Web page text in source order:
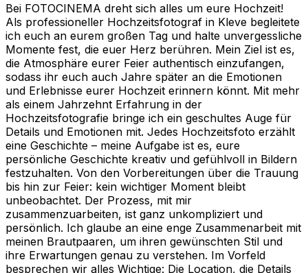
Bei FOTOCINEMA dreht sich alles um eure Hochzeit!
Als professioneller Hochzeitsfotograf in Kleve begleitete
ich euch an eurem großen Tag und halte unvergessliche
Momente fest, die euer Herz berühren. Mein Ziel ist es,
die Atmosphäre eurer Feier authentisch einzufangen,
sodass ihr euch auch Jahre später an die Emotionen
und Erlebnisse eurer Hochzeit erinnern könnt. Mit mehr
als einem Jahrzehnt Erfahrung in der
Hochzeitsfotografie bringe ich ein geschultes Auge für
Details und Emotionen mit. Jedes Hochzeitsfoto erzählt
eine Geschichte – meine Aufgabe ist es, eure
persönliche Geschichte kreativ und gefühlvoll in Bildern
festzuhalten. Von den Vorbereitungen über die Trauung
bis hin zur Feier: kein wichtiger Moment bleibt
unbeobachtet. Der Prozess, mit mir
zusammenzuarbeiten, ist ganz unkompliziert und
persönlich. Ich glaube an eine enge Zusammenarbeit mit
meinen Brautpaaren, um ihren gewünschten Stil und
ihre Erwartungen genau zu verstehen. Im Vorfeld
besprechen wir alles Wichtige: Die Location, die Details